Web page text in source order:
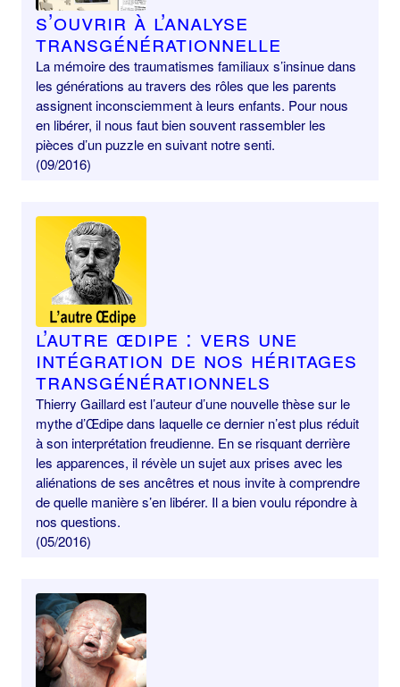
S’ouvrir à l’analyse
transgénérationnelle
La mémoire des traumatismes familiaux s’insinue dans
les générations au travers des rôles que les parents
assignent inconsciemment à leurs enfants. Pour nous
en libérer, il nous faut bien souvent rassembler les
pièces d’un puzzle en suivant notre senti.
(09/2016)
L’autre Œdipe : vers une
intégration de nos héritages
transgénérationnels
Thierry Gaillard est l’auteur d’une nouvelle thèse sur le
mythe d’Œdipe dans laquelle ce dernier n’est plus réduit
à son interprétation freudienne. En se risquant derrière
les apparences, il révèle un sujet aux prises avec les
aliénations de ses ancêtres et nous invite à comprendre
de quelle manière s’en libérer. Il a bien voulu répondre à
nos questions.
(05/2016)